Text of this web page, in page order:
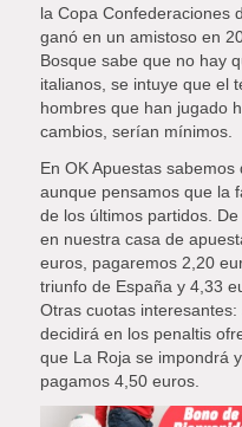
la Copa Confederaciones
ganó en un amistoso en
Bosque sabe que no hay
italianos, se intuye que el
hombres que han jugado
cambios, serían mínimos.
En OK Apuestas
aunque pensamos que la
de los últimos partidos.
en nuestra casa de
euros, pagaremos 2,20
triunfo de España y 4,33
Otras cuotas
decidirá en los penaltis
que La Roja se impondrá
pagamos 4,50 euros.